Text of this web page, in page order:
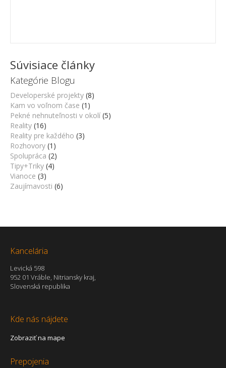
Súvisiace články
Kategórie Blogu
Developerské projekty (8)
Kam vo voľnom čase (1)
Pekné nehnuteľnosti v okolí (5)
Reality (16)
Reality pre každého (3)
Rozhovory (1)
Spolupráca (2)
Tipy+Triky (4)
Vianoce (3)
Zaujímavosti (6)
Kancelária
Levická 598
952 01 Vráble, Nitriansky kraj,
Slovenská republika
Kde nás nájdete
Zobraziť na mape
Prepojenia